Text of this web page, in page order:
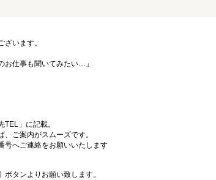
います。
お仕事も聞いてみたい…」
」に記載。
ご案内がスムーズです。
へご連絡をお願いいたします
タンよりお願い致します。